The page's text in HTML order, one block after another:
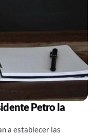
Petro la
a establecer las